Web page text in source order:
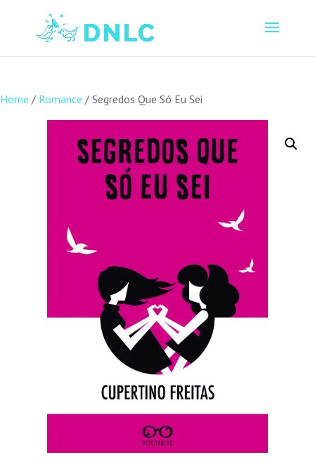
Home / Romance / Segredos Que Só Eu Sei